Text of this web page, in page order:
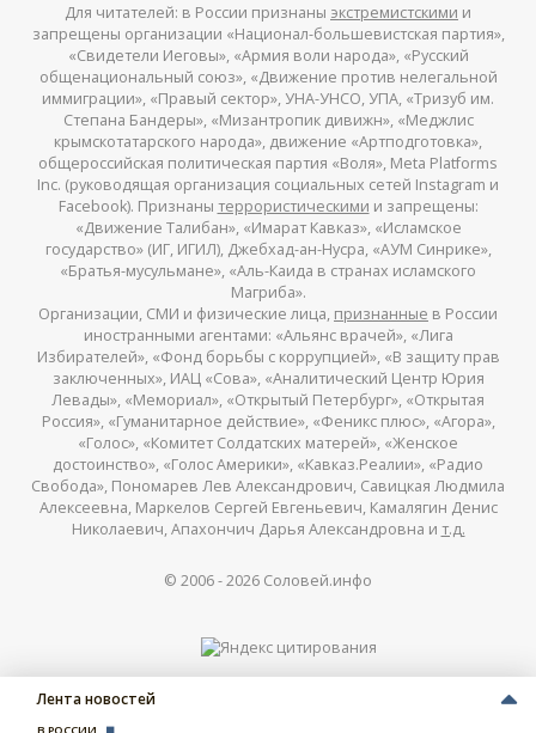
Лента новостей
Для читателей: в России признаны экстремистскими и
запрещены организации «Национал-большевистская партия»,
«Свидетели Иеговы», «Армия воли народа», «Русский
общенациональный союз», «Движение против нелегальной
иммиграции», «Правый сектор», УНА-УНСО, УПА, «Тризуб им.
Степана Бандеры», «Мизантропик дивижн», «Меджлис
крымскотатарского народа», движение «Артподготовка»,
общероссийская политическая партия «Воля», Meta Platforms
Inc. (руководящая организация социальных сетей Instagram и
Facebook). Признаны террористическими и запрещены:
«Движение Талибан», «Имарат Кавказ», «Исламское
государство» (ИГ, ИГИЛ), Джебхад-ан-Нусра, «АУМ Синрике»,
«Братья-мусульмане», «Аль-Каида в странах исламского
Магриба».
Организации, СМИ и физические лица, признанные в России
иностранными агентами: «Альянс врачей», «Лига
Избирателей», «Фонд борьбы с коррупцией», «В защиту прав
заключенных», ИАЦ «Сова», «Аналитический Центр Юрия
Левады», «Мемориал», «Открытый Петербург», «Открытая
Россия», «Гуманитарное действие», «Феникс плюс», «Агора»,
«Голос», «Комитет Солдатских матерей», «Женское
достоинство», «Голос Америки», «Кавказ.Реалии», «Радио
Свобода», Пономарев Лев Александрович, Савицкая Людмила
Алексеевна, Маркелов Сергей Евгеньевич, Камалягин Денис
Николаевич, Апахончич Дарья Александровна и т.д.
© 2006 -2026 Соловей.инфо